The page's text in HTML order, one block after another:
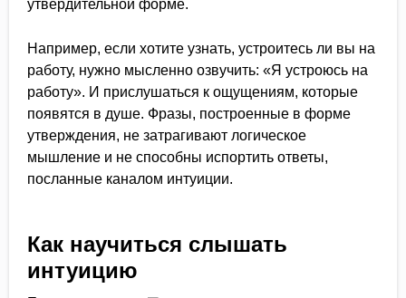
утвердительной форме.
Например, если хотите узнать, устроитесь ли вы на
работу, нужно мысленно озвучить: «Я устроюсь на
работу». И прислушаться к ощущениям, которые
появятся в душе. Фразы, построенные в форме
утверждения, не затрагивают логическое
мышление и не способны испортить ответы,
посланные каналом интуиции.
Как научиться слышать
интуицию